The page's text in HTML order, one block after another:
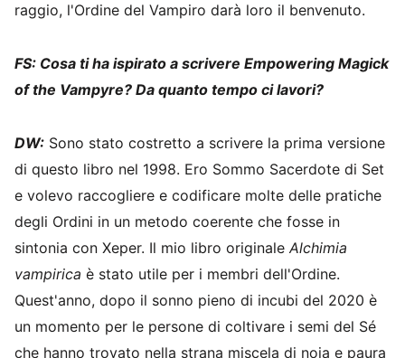
raggio, l'Ordine del Vampiro darà loro il benvenuto.
FS: Cosa ti ha ispirato a scrivere Empowering Magick
of the Vampyre? Da quanto tempo ci lavori?
DW: Sono stato costretto a scrivere la prima versione
di questo libro nel 1998. Ero Sommo Sacerdote di Set
e volevo raccogliere e codificare molte delle pratiche
degli Ordini in un metodo coerente che fosse in
sintonia con Xeper. Il mio libro originale Alchimia
vampirica è stato utile per i membri dell'Ordine.
Quest'anno, dopo il sonno pieno di incubi del 2020 è
un momento per le persone di coltivare i semi del Sé
che hanno trovato nella strana miscela di noia e paura